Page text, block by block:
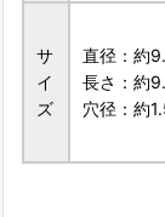
サ
イ
ズ
直径：約
長さ：約
穴径：約